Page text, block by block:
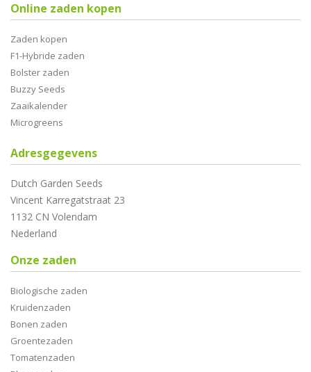
Online zaden kopen
Zaden kopen
F1-Hybride zaden
Bolster zaden
Buzzy Seeds
Zaaikalender
Microgreens
Adresgegevens
Dutch Garden Seeds
Vincent Karregatstraat 23
1132 CN Volendam
Nederland
Onze zaden
Biologische zaden
Kruidenzaden
Bonen zaden
Groentezaden
Tomatenzaden